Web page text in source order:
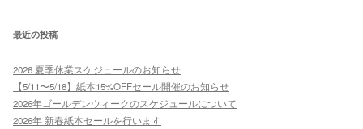
最近の投稿
2026 夏季休業スケジュールのお知らせ
【5/11〜5/18】紙本15%OFFセール開催のお知らせ
2026年ゴールデンウィークのスケジュールについて
2026年 新春紙本セールを行います